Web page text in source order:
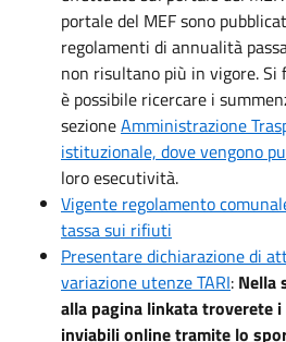
portale del MEF sono
regolamenti di annualità
non risultano più in vigore.
è possibile ricercare i
sezioneAmministrazione
istituzionale, dove vengono
loro esecutività.
Vigente regolamento
tassa sui rifiuti
Presentare dichiarazione di
variazione utenze TARI: Nella
alla pagina linkata troverete
inviabili online tramite lo